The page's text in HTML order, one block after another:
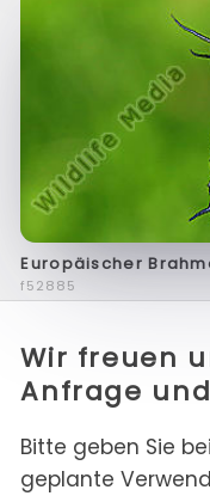
Europäischer
f52885
Wir freuen
Anfrage
Bitte geben Sie
geplante